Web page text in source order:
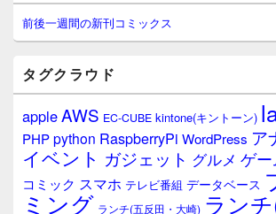
ン
サ
イ
ウ
ィ
ジ
ェ
前後一週間の新刊コミックス
タグクラウド
appleAWS EC-CUBE kintone(キントーン)
PHPpython RaspberryPi WordPress ア
イベント ガジェット グルメ ゲ
コミック スマホ テレビ番組 データベース
ミング ランチ(五反田・大崎) ラン